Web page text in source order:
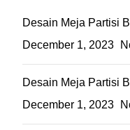
Desain Meja Partisi
December 1, 2023
Desain Meja Partisi
December 1, 2023